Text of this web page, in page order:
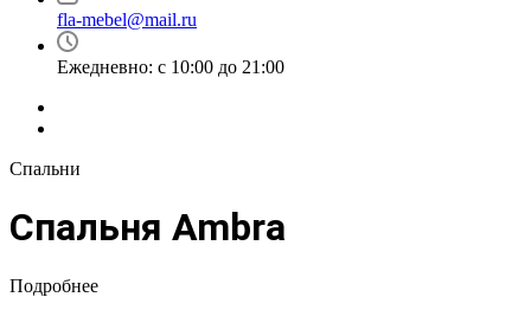
fla-mebel@mail.ru
Ежедневно: с 10:00 до 21:00
Спальни
Спальня Ambra
Подробнее